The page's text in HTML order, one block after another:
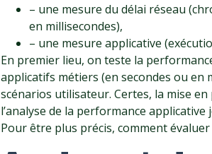
– une mesure du délai réseau
en millisecondes),
– une mesure applicative
En premier lieu, on teste la
applicatifs métiers (en secondes ou en
scénarios utilisateur. Certes, la mise
l’analyse de la performance
Pour être plus précis, comment